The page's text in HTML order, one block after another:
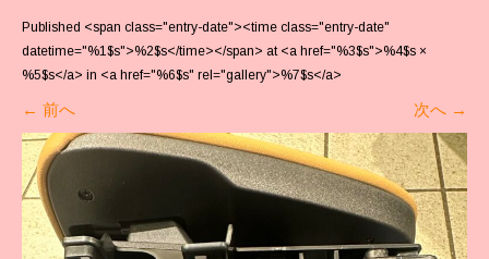
Published <span class="entry-date"><time class="entry-date"
datetime="%1$s">%2$s</time></span> at <a href="%3$s">%4$s ×
%5$s</a> in <a href="%6$s" rel="gallery">%7$s</a>
← 前へ 次へ →